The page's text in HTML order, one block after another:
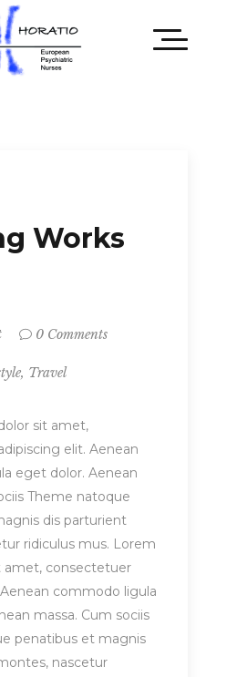
Works
0 Comments
, Travel
sit amet,
elit. Aenean
eget dolor. Aenean
Theme natoque
dis parturient
ridiculus mus. Lorem
amet, consectetuer
commodo ligula
massa. Cum sociis
penatibus et magnis
nascetur